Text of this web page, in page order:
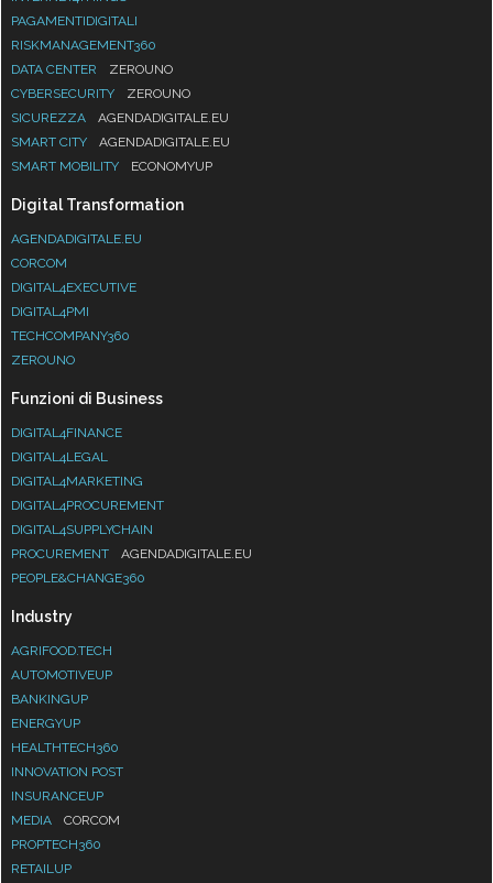
PAGAMENTIDIGITALI
RISKMANAGEMENT360
DATA CENTER
ZEROUNO
CYBERSECURITY
ZEROUNO
SICUREZZA
AGENDADIGITALE.EU
SMART CITY
AGENDADIGITALE.EU
SMART MOBILITY
ECONOMYUP
Digital Transformation
AGENDADIGITALE.EU
CORCOM
DIGITAL4EXECUTIVE
DIGITAL4PMI
TECHCOMPANY360
ZEROUNO
Funzioni di Business
DIGITAL4FINANCE
DIGITAL4LEGAL
DIGITAL4MARKETING
DIGITAL4PROCUREMENT
DIGITAL4SUPPLYCHAIN
PROCUREMENT
AGENDADIGITALE.EU
PEOPLE&CHANGE360
Industry
AGRIFOOD.TECH
AUTOMOTIVEUP
BANKINGUP
ENERGYUP
HEALTHTECH360
INNOVATION POST
INSURANCEUP
MEDIA
CORCOM
PROPTECH360
RETAILUP